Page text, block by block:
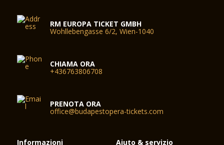
RM EUROPA TICKET GMBH
Wohllebengasse 6/2, Wien-1040
CHIAMA ORA
+436763806708
PRENOTA ORA
office@budapestopera-tickets.com
Informazioni Aiuto & servizio